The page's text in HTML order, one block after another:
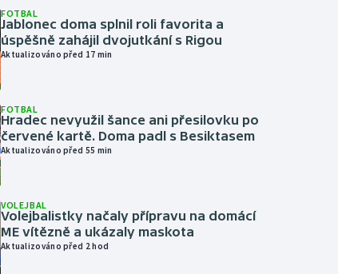
FOTBAL
Jablonec doma splnil roli favorita a
úspěšně zahájil dvojutkání s Rigou
Aktualizováno před 17 min
FOTBAL
Hradec nevyužil šance ani přesilovku po
červené kartě. Doma padl s Besiktasem
Aktualizováno před 55 min
VOLEJBAL
Volejbalistky načaly přípravu na domácí
ME vítězně a ukázaly maskota
Aktualizováno před 2 hod